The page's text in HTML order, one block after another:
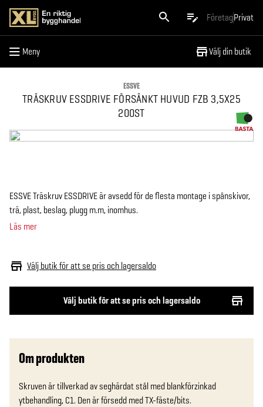
FöretagPrivat
Meny Välj din butik
Meny
ESSVE
TRÄSKRUV ESSDRIVE FÖRSÄNKT HUVUD FZB 3,5X25
200ST
Välj butik för att se pris och lagersaldo
Välj butik för att se pris och lagersaldo
ESSVE Träskruv ESSDRIVE är avsedd för de flesta montage i spånskivor,
trä, plast, beslag, plugg m.m, inomhus.
Läs mer
Om produkten
Skruven är tillverkad av seghärdat stål med blankförzinkad
ytbehandling, C1. Den är försedd med TX-fäste/bits.